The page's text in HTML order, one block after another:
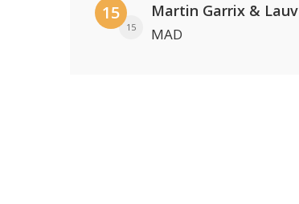
15
15
Martin Garrix & Lauv
MAD